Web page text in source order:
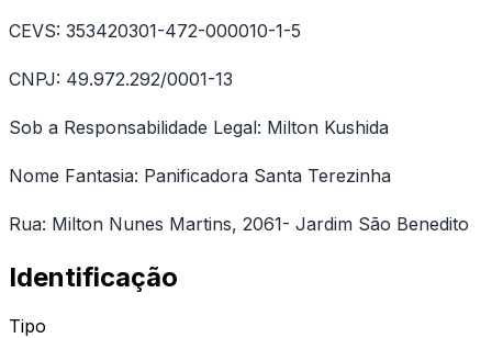
CEVS: 353420301-472-000010-1-5
CNPJ: 49.972.292/0001-13
Sob a Responsabilidade Legal: Milton Kushida
Nome Fantasia: Panificadora Santa Terezinha
Rua: Milton Nunes Martins, 2061- Jardim São Benedito
Identificação
Tipo